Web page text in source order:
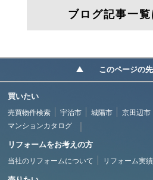
ブログ記事一覧
このページの
買いたい
売買物件検索 宇治市 城陽市 京田辺市
マンションカタログ
リフォームをお考えの方
当社のリフォームについて リフォーム実